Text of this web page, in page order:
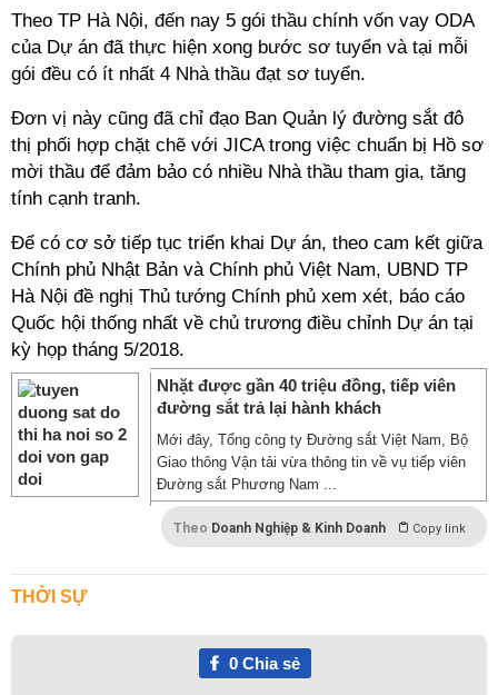
Theo TP Hà Nội, đến nay 5 gói thầu chính vốn vay ODA
của Dự án đã thực hiện xong bước sơ tuyển và tại mỗi
gói đều có ít nhất 4 Nhà thầu đạt sơ tuyển.
Đơn vị này cũng đã chỉ đạo Ban Quản lý đường sắt đô
thị phối hợp chặt chẽ với JICA trong việc chuẩn bị Hồ sơ
mời thầu để đảm bảo có nhiều Nhà thầu tham gia, tăng
tính cạnh tranh.
Để có cơ sở tiếp tục triển khai Dự án, theo cam kết giữa
Chính phủ Nhật Bản và Chính phủ Việt Nam, UBND TP
Hà Nội đề nghị Thủ tướng Chính phủ xem xét, báo cáo
Quốc hội thống nhất về chủ trương điều chỉnh Dự án tại
kỳ họp tháng 5/2018.
Nhặt được gần 40 triệu đồng, tiếp viên
đường sắt trả lại hành khách
Mới đây, Tổng công ty Đường sắt Việt Nam, Bộ
Giao thông Vận tải vừa thông tin về vụ tiếp viên
Đường sắt Phương Nam ...
Theo Doanh Nghiệp & Kinh Doanh Copy link
THỜI SỰ
0Chia sẻ